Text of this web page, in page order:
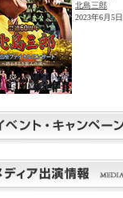
北島三郎
2023年6月5